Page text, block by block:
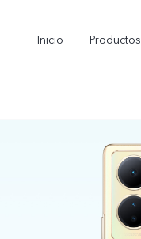
Inicio Productos